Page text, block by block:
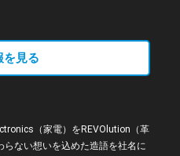
を見る
（家電）をREVOlution（革
ない想いを込めた造語を社名に